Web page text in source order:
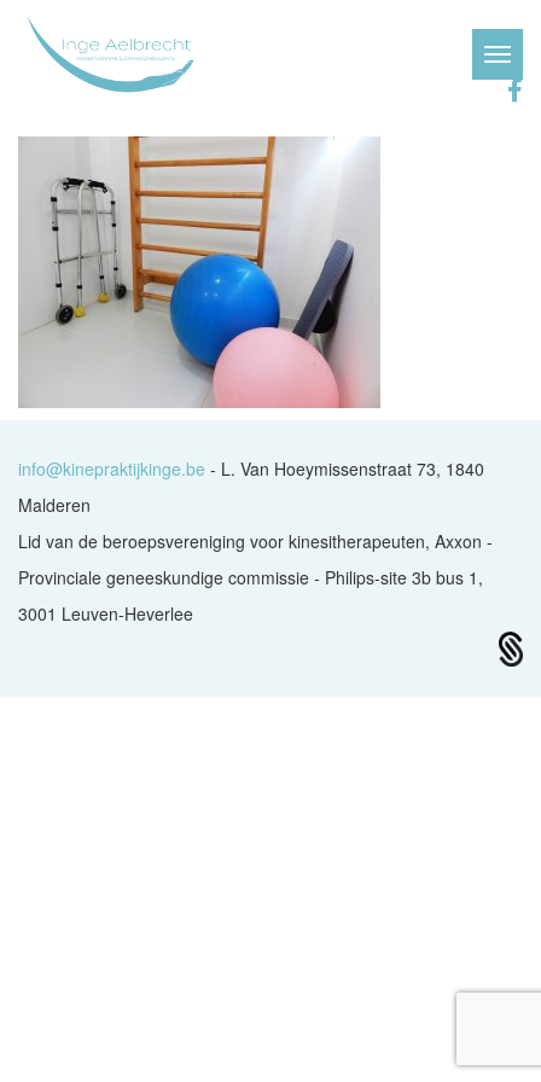
info@kinepraktijkinge.be - L. Van Hoeymissenstraat 73, 1840
Malderen
Lid van de beroepsvereniging voor kinesitherapeuten, Axxon -
Provinciale geneeskundige commissie - Philips-site 3b bus 1,
3001 Leuven-Heverlee